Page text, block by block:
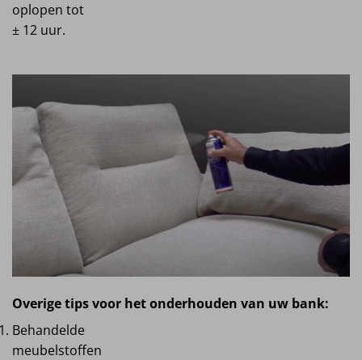
oplopen tot
± 12 uur.
Overige tips voor het onderhouden van uw bank:
Behandelde
meubelstoffen